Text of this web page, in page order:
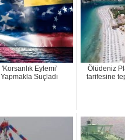
'Korsanlık Eylemi'
Yapmakla Suçladı
Ölüdeniz
tarifesine